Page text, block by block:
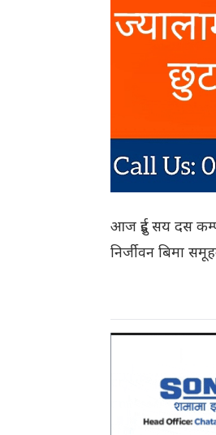
आज दुई सय दस
निर्जीवन बिमा